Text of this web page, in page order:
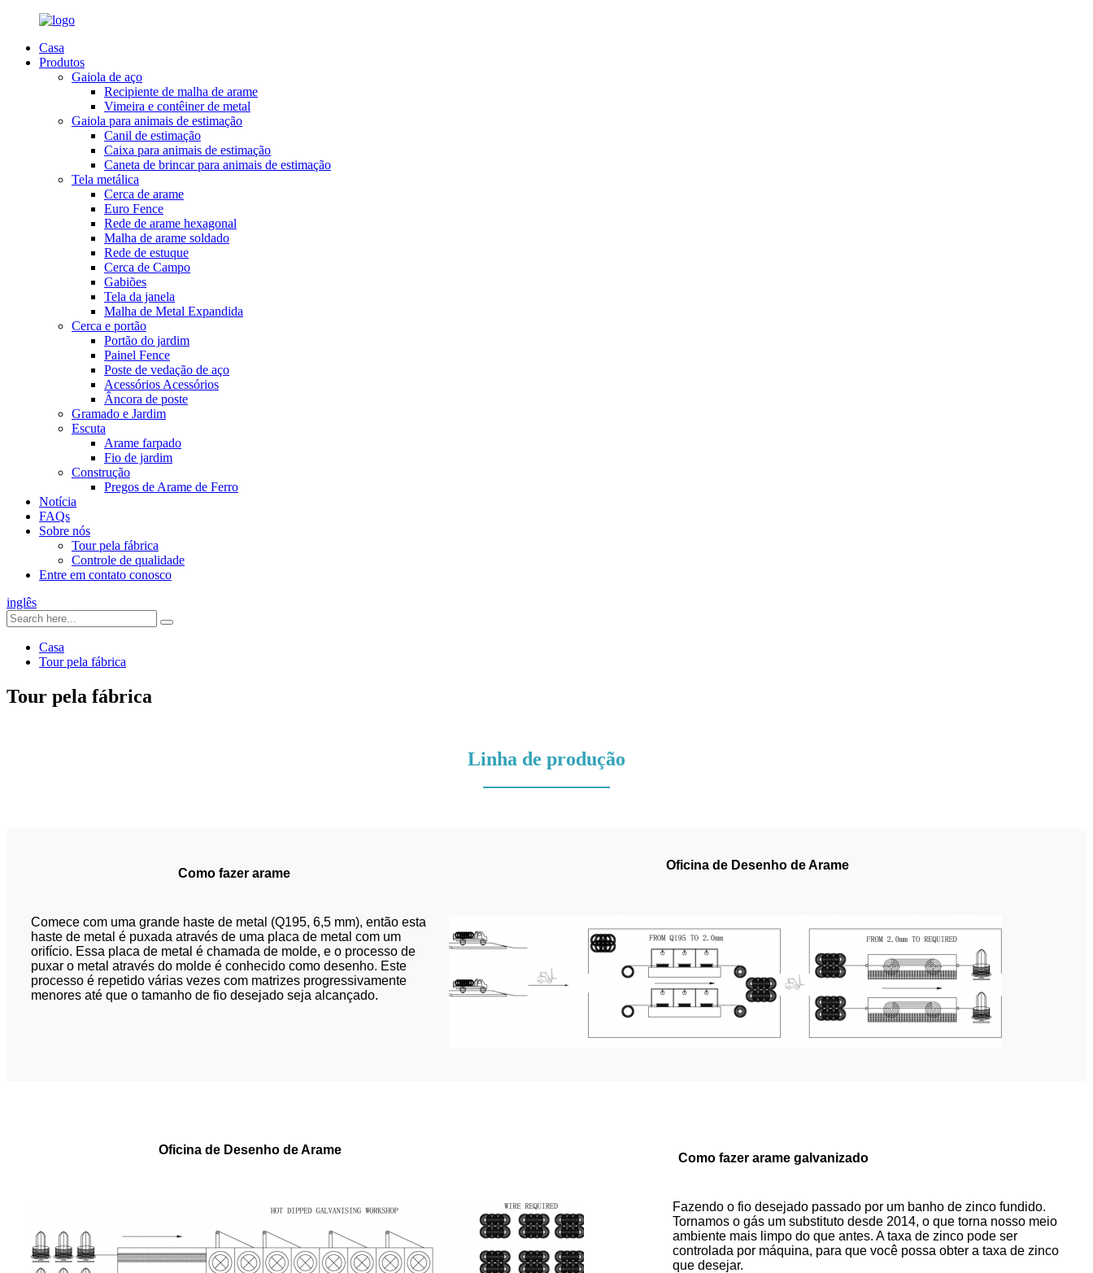
Casa
Produtos
Gaiola de aço
Recipiente de malha de arame
Vimeira e contêiner de metal
Gaiola para animais de estimação
Canil de estimação
Caixa para animais de estimação
Caneta de brincar para animais de estimação
Tela metálica
Cerca de arame
Euro Fence
Rede de arame hexagonal
Malha de arame soldado
Rede de estuque
Cerca de Campo
Gabiões
Tela da janela
Malha de Metal Expandida
Cerca e portão
Portão do jardim
Painel Fence
Poste de vedação de aço
Acessórios Acessórios
Âncora de poste
Gramado e Jardim
Escuta
Arame farpado
Fio de jardim
Construção
Pregos de Arame de Ferro
Notícia
FAQs
Sobre nós
Tour pela fábrica
Controle de qualidade
Entre em contato conosco
inglês
Casa
Tour pela fábrica
Tour pela fábrica
Linha de produção
Como fazer arame
Oficina de Desenho de Arame
Comece com uma grande haste de metal (Q195, 6,5 mm), então esta
haste de metal é puxada através de uma placa de metal com um
orifício. Essa placa de metal é chamada de molde, e o processo de
puxar o metal através do molde é conhecido como desenho. Este
processo é repetido várias vezes com matrizes progressivamente
menores até que o tamanho de fio desejado seja alcançado.
Oficina de Desenho de Arame
Como fazer arame galvanizado
Fazendo o fio desejado passado por um banho de zinco fundido.
Tornamos o gás um substituto desde 2014, o que torna nosso meio
ambiente mais limpo do que antes. A taxa de zinco pode ser
controlada por máquina, para que você possa obter a taxa de zinco
que desejar.